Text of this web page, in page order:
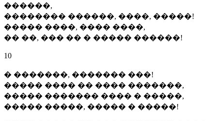
������,
�������� ������, ����, �����!
����� ����, ���� ����,
�� ��, ��� �� � ����� ������!
10
� �������, ������� ���!
����� ���� �� ���� �������,
����� ������� ���� � �����,
����� �����, ����� � �����!